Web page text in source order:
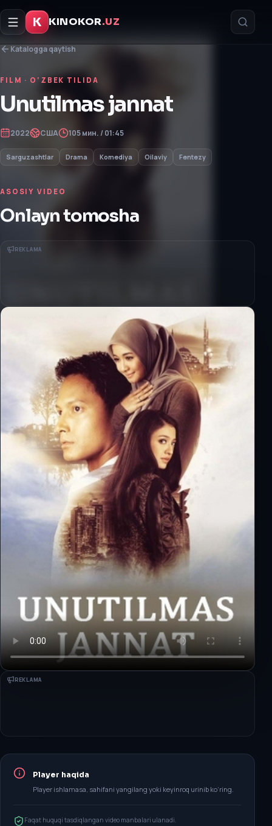
K KINOKOR.UZ
Katalogga qaytish
FILM · O‘ZBEK TILIDA
Unutilmas jannat
2022 США 105 мин. / 01:45
Sarguzashtlar Drama Komediya Oilaviy Fentezy
ASOSIY VIDEO
Onlayn tomosha
REKLAMA
REKLAMA
Player haqida
Player ishlamasa, sahifani yangilang yoki keyinroq urinib ko‘ring.
Faqat huquqi tasdiqlangan video manbalari ulanadi.